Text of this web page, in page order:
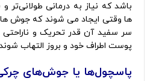
باشد که نیاز به درمانی طولانی‌تر
ها وقتی ایجاد می شوند که جوش
سر سفید آن قدر تحریک و ناراحتى
پوست اطراف خود و بروز التهاب
پاسچول‌ها یا جوش‌های